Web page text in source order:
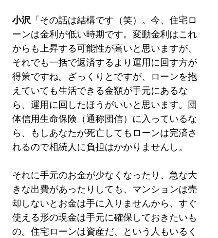
小沢 「その話は結構です（笑）。今、住宅ロ
ーンは金利が低い時期です。変動金利はこれ
からも上昇する可能性が高いと思いますが、
それでも一括で返済するより運用に回す方が
得策ですね。ざっくりとですが、ローンを抱
えていても生活できる金額が手元にあるな
ら、運用に回したほうがいいと思います。団
体信用生命保険（通称団信）に入っているな
ら、もしあなたが死亡してもローンは完済さ
れるので相続人に負担はかかりませんし。
それに手元のお金が少なくなったり、急な大
きな出費があったりしても、マンションは売
却しないとお金は手に入りませんから、すぐ
使える形の現金は手元に確保しておきたいも
の。住宅ローンは資産だ、という人もいるく